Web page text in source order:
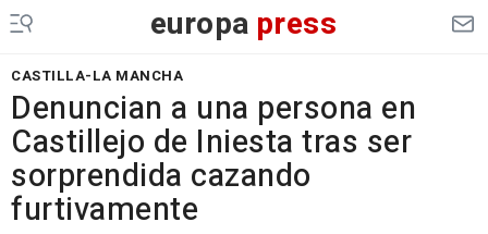
europa press
CASTILLA-LA MANCHA
Denuncian a una persona en
Castillejo de Iniesta tras ser
sorprendida cazando
furtivamente